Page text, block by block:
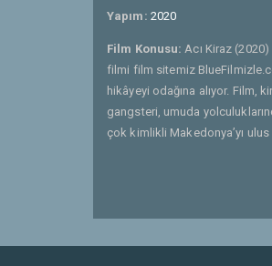
Yapım: 2020
Film Konusu:Acı Kiraz
filmi film sitemiz
hikâyeyi odağına alıyor. Film,
gangsteri, umuda
çok kimlikli Makedonya’yı